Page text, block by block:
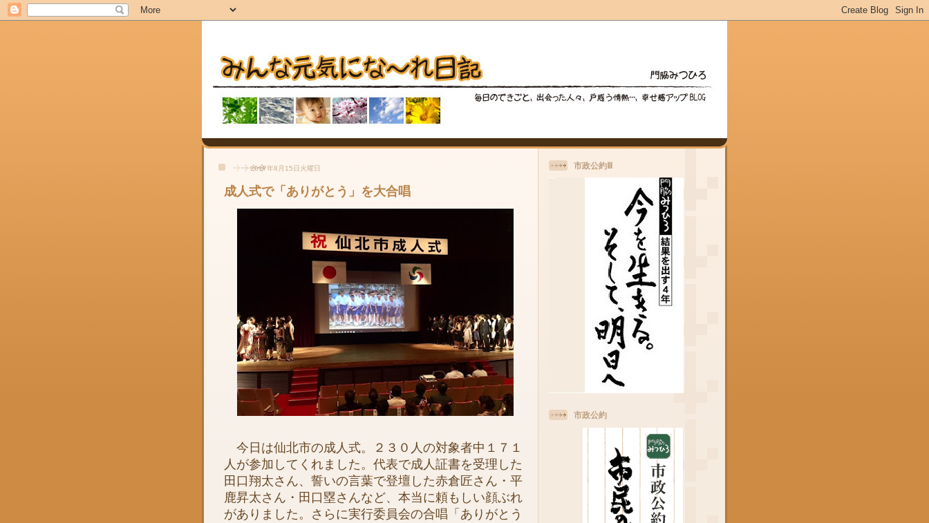
2017年8月15日火曜日
成人式で「ありがとう」を大合唱
今日は仙北市の成人式。２３０人の対象者中１７１
人が参加してくれました。代表で成人証書を受理した
田口翔太さん、誓いの言葉で登壇した赤倉匠さん・平
鹿昇太さん・田口塁さんなど、本当に頼もしい顔ぶれ
がありました。さらに実行委員会の合唱「ありがとう
市政公約Ⅲ
市政公約